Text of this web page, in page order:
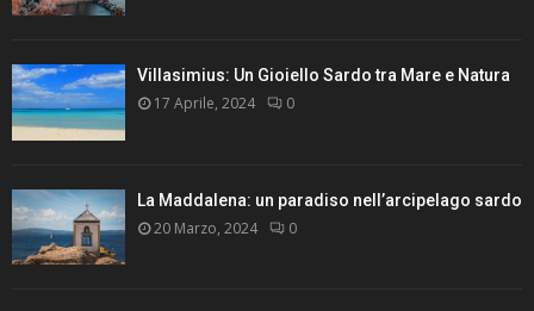
Villasimius: Un Gioiello Sardo tra Mare e Natura
17 Aprile, 2024 0
La Maddalena: un paradiso nell’arcipelago sardo
20 Marzo, 2024 0